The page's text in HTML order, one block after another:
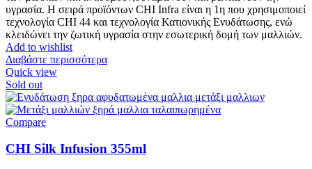
υγρασία. Η σειρά προϊόντων CHI Infra είναι η 1η που χρησιμοποιεί
τεχνολογία CHI 44 και τεχνολογία Κατιονικής Ενυδάτωσης, ενώ
κλειδώνει την ζωτική υγρασία στην εσωτερική δομή των μαλλιών.
Add to wishlist
Διαβάστε περισσότερα
Quick view
Sold out
Compare
CHI Silk Infusion 355ml